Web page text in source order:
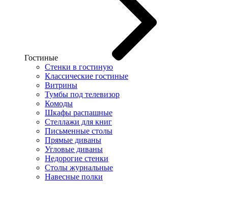
Гостиные
Стенки в гостиную
Классические гостиные
Витрины
Тумбы под телевизор
Комоды
Шкафы распашные
Стеллажи для книг
Письменные столы
Прямые диваны
Угловые диваны
Недорогие стенки
Столы журнальные
Навесные полки